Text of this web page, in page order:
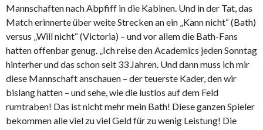
Mannschaften nach Abpfiff in die Kabinen. Und in der Tat, das
Match erinnerte über weite Strecken an ein „Kann nicht“ (Bath)
versus „Will nicht“ (Victoria) – und vor allem die Bath-Fans
hatten offenbar genug. „Ich reise den Academics jeden Sonntag
hinterher und das schon seit 33 Jahren. Und dann muss ich mir
diese Mannschaft anschauen – der teuerste Kader, den wir
bislang hatten – und sehe, wie die lustlos auf dem Feld
rumtraben! Das ist nicht mehr mein Bath! Diese ganzen Spieler
bekommen alle viel zu viel Geld für zu wenig Leistung! Die